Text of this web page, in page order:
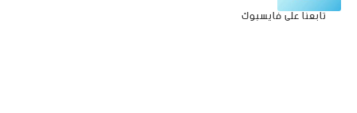
تابعنا على فايسبوك